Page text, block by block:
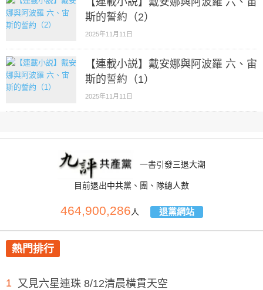
斯的誓約（2）
2025年11月11日
【連載小説】戴安娜與阿波羅 六、宙
斯的誓約（1）
2025年11月11日
一書引發三退大潮
目前退出中共黨、團、隊總人數
464,900,286人 退黨網站
熱門排行
1 又見六星連珠 8/12清晨橫貫天空